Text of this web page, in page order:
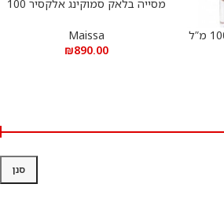
מאייסה ג’ווארה אלקסייר 100 מ”ל
מסייה בלאק סמוקינג אלקסיר 100
Maissa
₪890.00
סנן